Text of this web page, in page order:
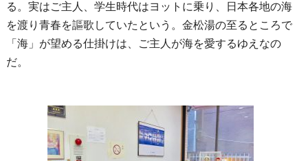
る。実はご主人、学生時代はヨットに乗り、日本各地の海
を渡り青春を謳歌していたという。金松湯の至るところで
「海」が望める仕掛けは、ご主人が海を愛するゆえなの
だ。